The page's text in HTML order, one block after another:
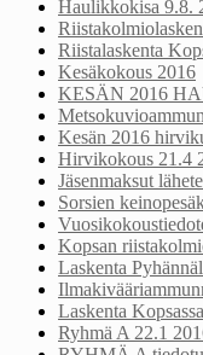
Haulikkokisa 9.8.
Riistalaskenta
Kesäkokous 2016
KESÄN 2016
Kesän 2016
Hirvikokous 21.4
Jäsenmaksut
Sorsien
Kopsan
Laskenta
Laskenta
Ryhmä A 22.1